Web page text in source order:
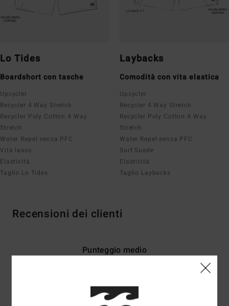
Lo Tides
Boardshort con tasche
Upcycler
Recycler 4 Way Stretch
Recycler Poly Cotton 4 Way
Stretch
Water Repel senza PFC
Vita lasso
Elasticità
Taglio Lo Tides
Laybacks
Comodità con vita elastica
Upcycler
Recycler 4 Way Stretch
Recycler Poly Cotton 4 Way
Stretch
Water Repel senza PFC
Surf Suede
Elasticità
Taglio Laybacks
Recensioni dei clienti
Punteggio medio